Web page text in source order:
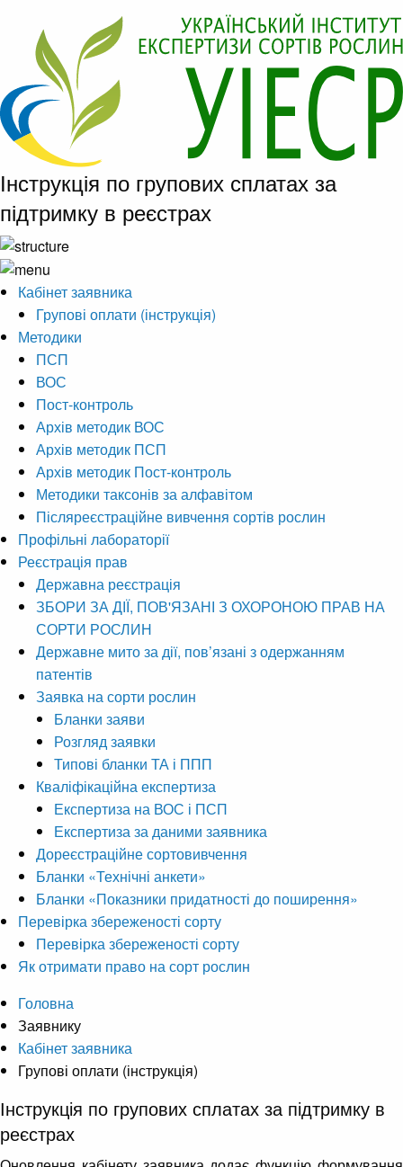
Інструкція по групових сплатах за
підтримку в реєстрах
Кабінет заявника
Групові оплати (інструкція)
Методики
ПСП
ВОС
Пост-контроль
Архів методик ВОС
Архів методик ПСП
Архів методик Пост-контроль
Методики таксонів за алфавітом
Післяреєстраційне вивчення сортів рослин
Профільні лабораторії
Реєстрація прав
Державна реєстрація
ЗБОРИ ЗА ДІЇ, ПОВ'ЯЗАНІ З ОХОРОНОЮ ПРАВ НА
СОРТИ РОСЛИН
Державне мито за дії, пов’язані з одержанням
патентів
Заявка на сорти рослин
Бланки заяви
Розгляд заявки
Типові бланки ТА і ППП
Кваліфікаційна експертиза
Експертиза на ВОС і ПСП
Експертиза за даними заявника
Дореєстраційне сортовивчення
Бланки «Технічні анкети»
Бланки «Показники придатності до поширення»
Перевірка збереженості сорту
Перевірка збереженості сорту
Як отримати право на сорт рослин
Головна
Заявнику
Кабінет заявника
Групові оплати (інструкція)
Інструкція по групових сплатах за підтримку в
реєстрах